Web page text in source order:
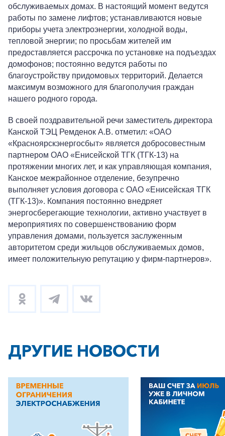
+7-800-700-24-57
Заказать обратный звонок
Частным клиентам
Корпоративным клиентам
обслуживаемых домах. В настоящий момент ведутся
работы по замене лифтов; устанавливаются новые
приборы учета электроэнергии, холодной воды,
тепловой энергии; по просьбам жителей им
предоставляется рассрочка по установке на подъездах
домофонов; постоянно ведутся работы по
благоустройству придомовых территорий. Делается
максимум возможного для благополучия граждан
нашего родного города.
В своей поздравительной речи заместитель директора
Канской ТЭЦ Ремденок А.В. отметил: «ОАО
«Красноярскэнергосбыт» является добросовестным
партнером ОАО «Енисейской ТГК (ТГК-13) на
протяжении многих лет, и как управляющая компания,
Канское межрайонное отделение, безупречно
выполняет условия договора с ОАО «Енисейская ТГК
(ТГК-13)». Компания постоянно внедряет
энергосберегающие технологии, активно участвует в
мероприятиях по совершенствованию форм
управления домами, пользуется заслуженным
авторитетом среди жильцов обслуживаемых домов,
имеет положительную репутацию у фирм-партнеров».
ДРУГИЕ НОВОСТИ